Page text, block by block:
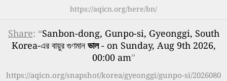
https://aqicn.org/here/bn/
Share: “Sanbon-dong, Gunpo-si, Gyeonggi, South
Korea-এর বায়ুর গুণমান ভাল- on Sunday, Aug 9th 2026,
00:00 am”
https://aqicn.org/snapshot/korea/gyeonggi/gunpo-si/2026080